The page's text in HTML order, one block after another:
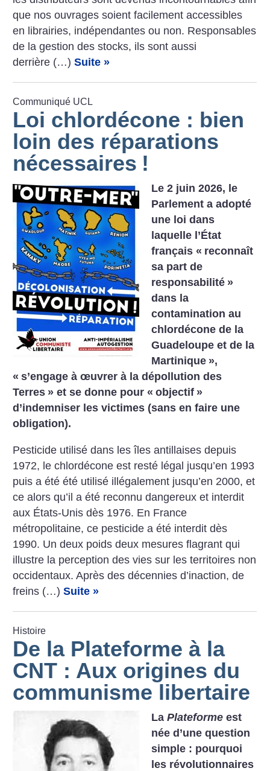
que nos ouvrages soient facilement accessibles
en librairies, indépendantes ou non. Responsables
de la gestion des stocks, ils sont aussi
derrière (…)Suite »
Communiqué UCL
Loi chlordécone : bien
loin des réparations
nécessaires !
Le 2 juin 2026, le
Parlement a adopté
une loi dans
laquelle l’État
français « reconnaît
sa part de
responsabilité »
dans la
contamination au
chlordécone de la
Guadeloupe et de la
Martinique »,
« s’engage à œuvrer à la dépollution des
Terres » et se donne pour « objectif »
d’indemniser les victimes (sans en faire une
obligation).
Pesticide utilisé dans les îles antillaises depuis
1972, le chlordécone est resté légal jusqu’en 1993
puis a été été utilisé illégalement jusqu’en 2000, et
ce alors qu’il a été reconnu dangereux et interdit
aux États-Unis dès 1976. En France
métropolitaine, ce pesticide a été interdit dès
1990. Un deux poids deux mesures flagrant qui
illustre la perception des vies sur les territoires non
occidentaux. Après des décennies d’inaction, de
freins (…)Suite »
Histoire
De la Plateforme à la
CNT : Aux origines du
communisme libertaire
LaPlateforme est
née d’une question
simple : pourquoi
les révolutionnaires